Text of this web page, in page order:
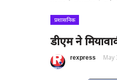
प्रशासनिक
डीएम ने
rexpress May